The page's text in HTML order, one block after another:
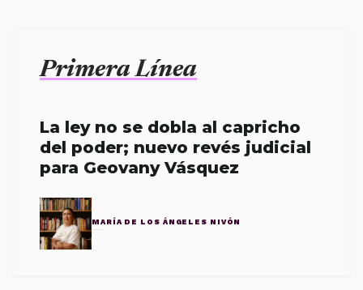
Primera Línea
La ley no se dobla al capricho
del poder; nuevo revés judicial
para Geovany Vásquez
MARÍA DE LOS ÁNGELES NIVÓN